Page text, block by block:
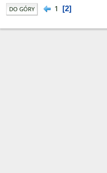
DO GÓRY 1 2